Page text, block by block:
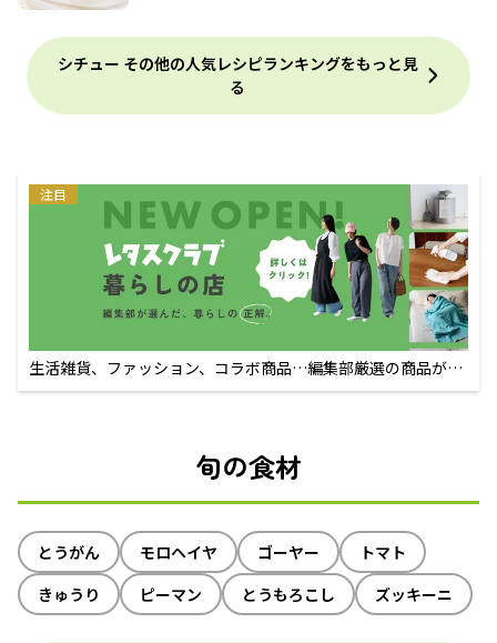
シチュー その他の人気レシピランキングをもっと見
る
注目
生活雑貨、ファッション、コラボ商品…編集部厳選の商品が買
えるECサイト
旬の食材
とうがん モロヘイヤ ゴーヤー
トマト
きゅうり
ピーマン とうもろこし ズッキーニ